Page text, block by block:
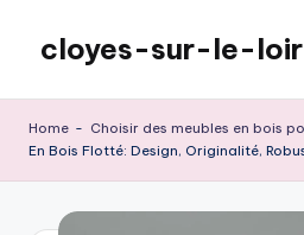
content
cloyes-sur-le-
Home - Choisir des meubles en bois
En Bois Flotté: Design, Originalité,